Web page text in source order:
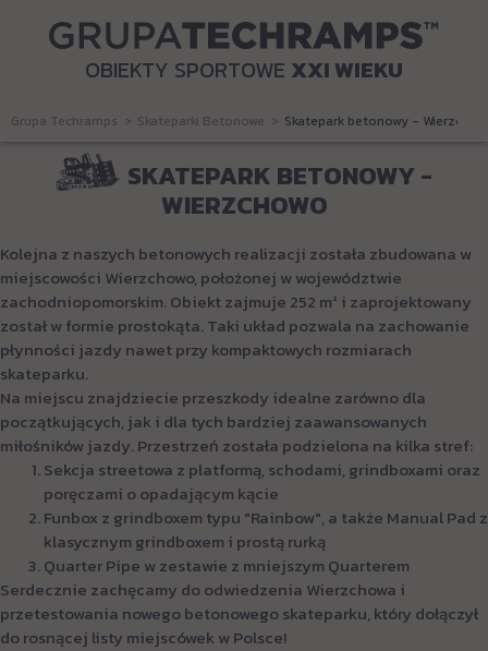
OBIEKTY SPORTOWE XXI WIEKU
Grupa Techramps Skateparki Betonowe Skatepark betonowy -
SKATEPARK BETONOWY -
WIERZCHOWO
Kolejna z naszych betonowych realizacji została zbudowana w
miejscowości Wierzchowo, położonej w województwie
zachodniopomorskim. Obiekt zajmuje 252 m² i zaprojektowany
został w formie prostokąta. Taki układ pozwala na zachowanie
płynności jazdy nawet przy kompaktowych rozmiarach
skateparku.
Na miejscu znajdziecie przeszkody idealne zarówno dla
początkujących, jak i dla tych bardziej zaawansowanych
miłośników jazdy. Przestrzeń została podzielona na kilka stref:
Sekcja streetowa z platformą, schodami, grindboxami oraz
poręczami o opadającym kącie
Funbox z grindboxem typu "Rainbow", a także Manual Pad z
klasycznym grindboxem i prostą rurką
Quarter Pipe w zestawie z mniejszym Quarterem
Serdecznie zachęcamy do odwiedzenia Wierzchowa i
przetestowania nowego betonowego skateparku, który dołączył
do rosnącej listy miejscówek w Polsce!